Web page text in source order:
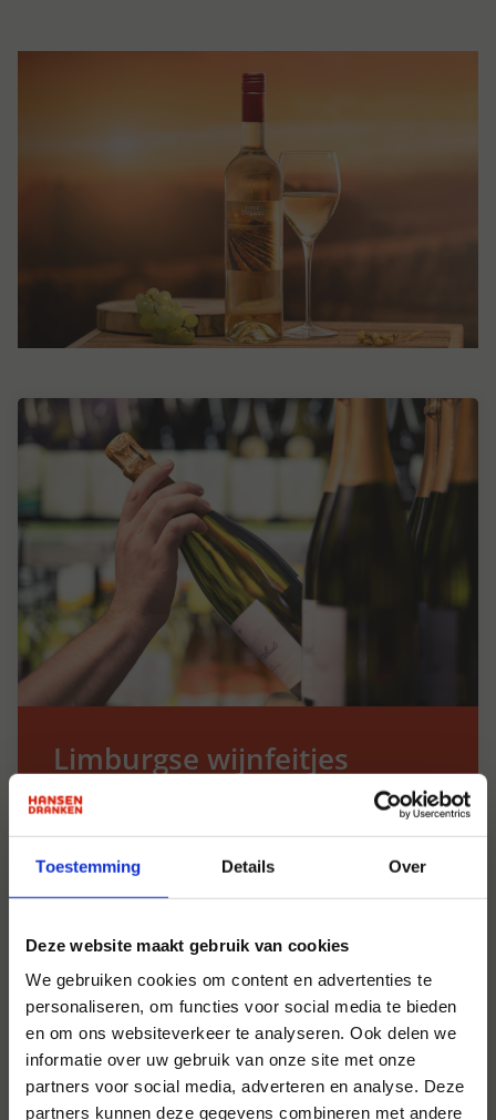
Toestemming Details Over
Deze website maakt gebruik van cookies
We gebruiken cookies om content en advertenties te
personaliseren, om functies voor social media te bieden
en om ons websiteverkeer te analyseren. Ook delen we
informatie over uw gebruik van onze site met onze
partners voor social media, adverteren en analyse. Deze
partners kunnen deze gegevens combineren met andere
Limburgse wijnfeitjes
Limburg is de oudste wijnproducerende
die teruggaat tot de Romeinse tijd.
vergeleken met dat van de Duitse
wijnregio's, wat bijdraagt aan de
uitstekende kwaliteit van de Riesling-
druiven die hier worden verbouwd.
Naast Riesling worden in Limburg ook
andere druivensoorten zoals Müller-